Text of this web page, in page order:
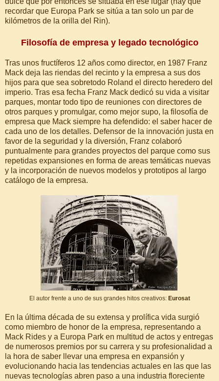
recordar que Europa Park se sitúa a tan solo un par de
kilómetros de la orilla del Rin).
Filosofía de empresa y legado tecnológico
Tras unos fructíferos 12 años como director, en 1987 Franz
Mack deja las riendas del recinto y la empresa a sus dos
hijos para que sea sobretodo Roland el directo heredero del
imperio. Tras esa fecha Franz Mack dedicó su vida a visitar
parques, montar todo tipo de reuniones con directores de
otros parques y promulgar, como mejor supo, la filosofía de
empresa que Mack siempre ha defendido: el saber hacer de
cada uno de los detalles. Defensor de la innovación justa en
favor de la seguridad y la diversión, Franz colaboró
puntualmente para grandes proyectos del parque como sus
repetidas expansiones en forma de areas temáticas nuevas
y la incorporación de nuevos modelos y prototipos al largo
catálogo de la empresa.
El autor frente a uno de sus grandes hitos creativos: Eurosat
En la última década de su extensa y prolífica vida surgió
como miembro de honor de la empresa, representando a
Mack Rides y a Europa Park en multitud de actos y entregas
de numerosos premios por su carrera y su profesionalidad a
la hora de saber llevar una empresa en expansión y
evolucionando hacia las tendencias actuales en las que las
nuevas tecnologías abren paso a una industria floreciente